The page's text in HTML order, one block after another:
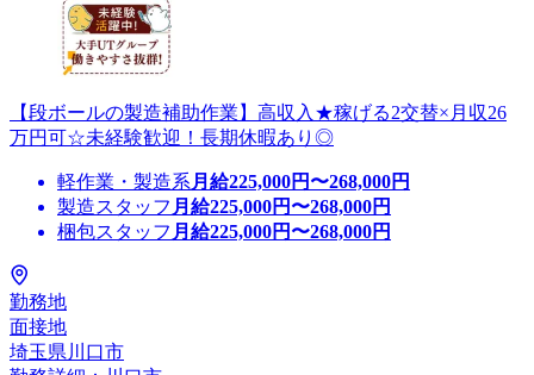
【段ボールの製造補助作業】高収入★稼げる2交替×月収26
万円可☆未経験歓迎！長期休暇あり◎
軽作業・製造系 月給225,000円〜268,000円
製造スタッフ 月給225,000円〜268,000円
梱包スタッフ 月給225,000円〜268,000円
勤務地
面接地
埼玉県川口市